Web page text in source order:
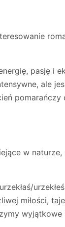
pasję i
ale
w
urzekłeś
miłości,